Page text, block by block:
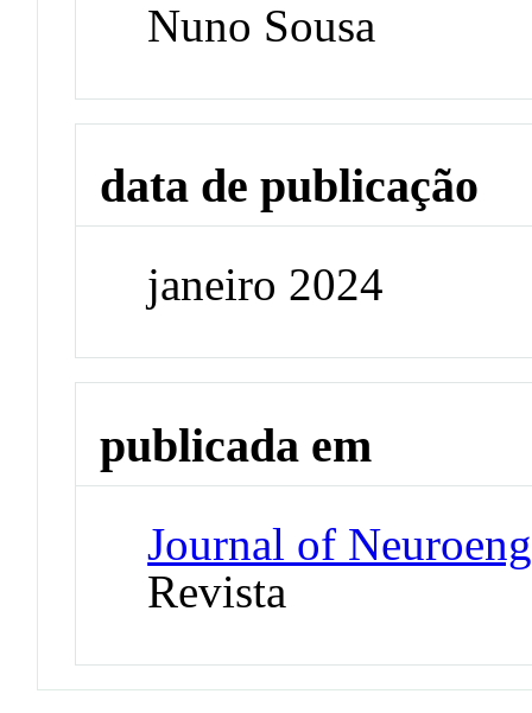
Nuno Sousa
data de publicação
janeiro 2024
publicada em
Journal of
Revista